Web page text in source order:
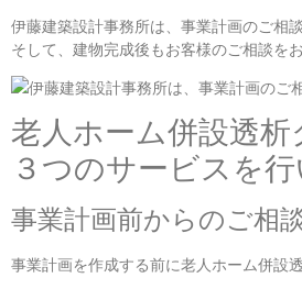
伊藤建築設計事務所は、事業計画のご相談
そして、建物完成後もお客様のご相談を
老人ホーム併設透析
３つのサービスを行
事業計画前からのご相
事業計画を作成する前に老人ホーム併設